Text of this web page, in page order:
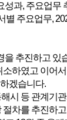
성과, 주요업
주요업무,
을 추진하고 있
하였고 이어
겠습니다.
시 등 관계기
절차를 추진하